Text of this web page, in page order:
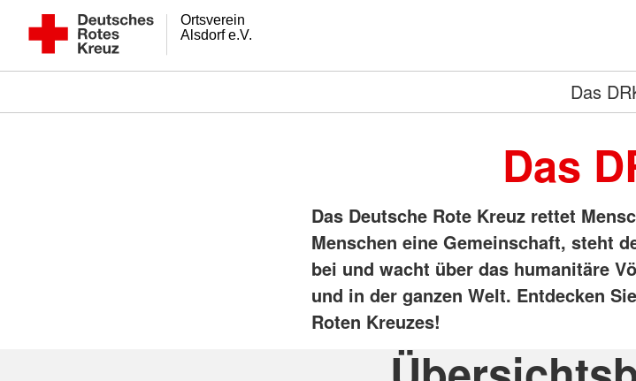
Alsdorf e.V.
Ortsverein
Das
Das
Das Deutsche Rote Kreuz rettet
Menschen eine Gemeinschaft, steht
bei und wacht über das humanitäre
und in der ganzen Welt. Entdecken
Roten Kreuzes!